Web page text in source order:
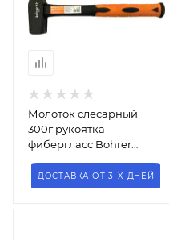
Молоток слесарный
300г рукоятка
фибергласс Bohrer
ДОСТАВКА ОТ 3-Х ДНЕЙ